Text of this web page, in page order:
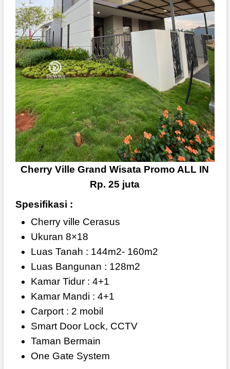
Cherry Ville Grand Wisata Promo ALL IN
Rp. 25 juta
Spesifikasi :
Cherry ville Cerasus
Ukuran 8×18
Luas Tanah : 144m2- 160m2
Luas Bangunan : 128m2
Kamar Tidur : 4+1
Kamar Mandi : 4+1
Carport : 2 mobil
Smart Door Lock, CCTV
Taman Bermain
One Gate System